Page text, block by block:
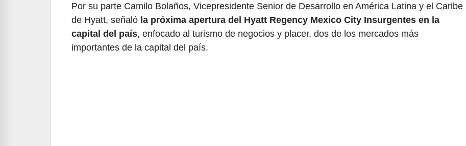
Por su parte Camilo Bolaños, Vicepresidente Senior de Desarrollo en América Latina y el Caribe
de Hyatt, señaló la próxima apertura del Hyatt Regency Mexico City Insurgentes en la
capital del país, enfocado al turismo de negocios y placer, dos de los mercados más
importantes de la capital del país.